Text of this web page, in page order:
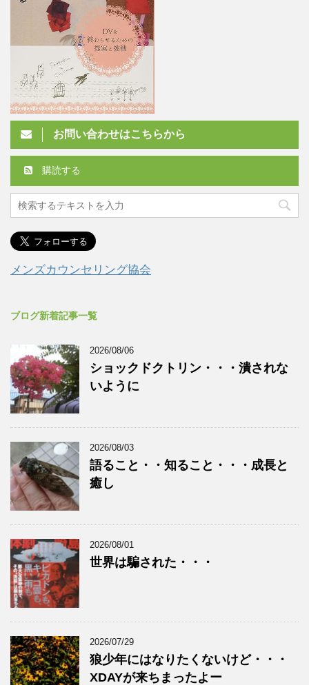
お問い合わせはこちらから
購読する
メンズカウンセリング協会
ブログ新着記事一覧
2026/08/06
ショックドクトリン・・・潰されな
いように
2026/08/03
語ること・・知ること・・・成長と
癒し
2026/08/01
世界は騙された・・・
2026/07/29
狼少年にはなりたくないけど・・・
XDAYが来ちまったよー